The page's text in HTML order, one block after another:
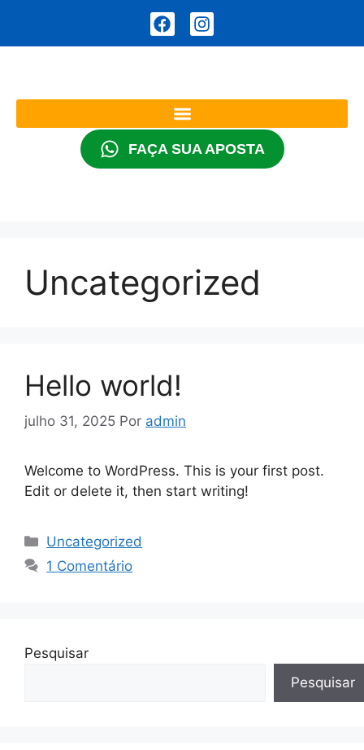
FAÇA SUA APOSTA
Uncategorized
Hello world!
julho 31, 2025 Por admin
Welcome to WordPress. This is your first post.
Edit or delete it, then start writing!
Uncategorized
1 Comentário
Pesquisar
Pesquisar